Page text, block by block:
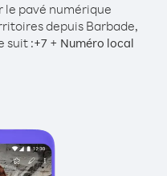
le pavé numérique
depuis Barbade,
suit :+7+ Numéro local